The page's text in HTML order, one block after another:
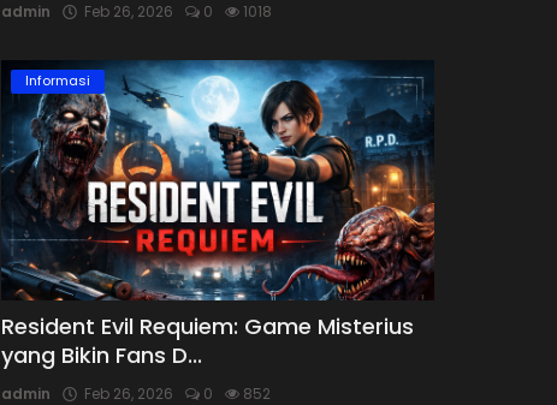
admin Feb 26, 2026 0 1018
Informasi
Resident Evil Requiem: Game Misterius
yang Bikin Fans D...
admin Feb 26, 2026 0 852